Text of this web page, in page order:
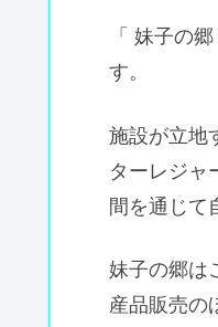
「 妹子の
す。
施設が立地
ターレジャ
間を通じて
妹子の郷は
産品販売の